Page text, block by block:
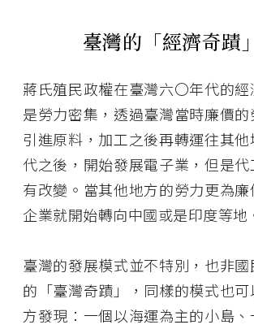
臺灣的「經濟奇蹟
蔣氏殖民政權在臺灣六〇年代的
是勞力密集，透過臺灣當時廉價
引進原料，加工之後再轉運往其
代之後，開始發展電子業，但是
有改變。當其他地方的勞力更為
企業就開始轉向中國或是印度等地
臺灣的發展模式並不特別，也非
的「臺灣奇蹟」，同樣的模式也
方發現：一個以海運為主的小島